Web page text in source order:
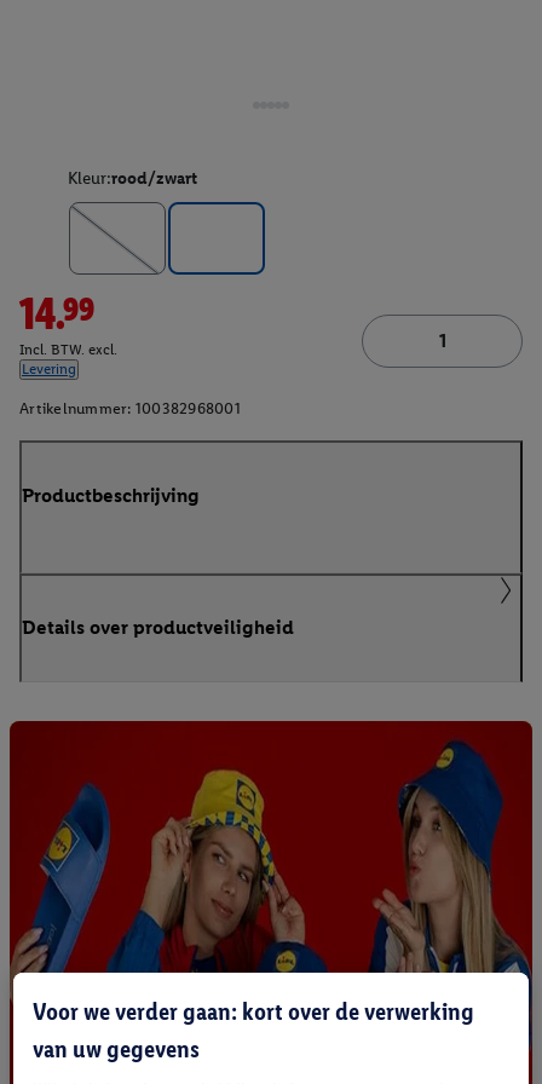
Kleur:rood/zwart
14.99
Incl. BTW. excl.
Levering
Artikelnummer: 100382968001
Productbeschrijving
Details over productveiligheid
Voor we verder gaan: kort over de verwerking
van uw gegevens